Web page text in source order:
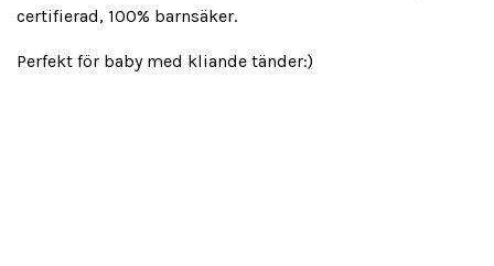
certifierad, 100% barnsäker.
Perfekt för baby med kliande tänder:)